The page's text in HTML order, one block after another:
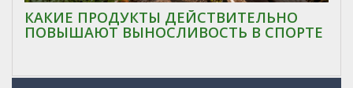
КАКИЕ ПРОДУКТЫ ДЕЙСТВИТЕЛЬНО
ПОВЫШАЮТ ВЫНОСЛИВОСТЬ В СПОРТЕ